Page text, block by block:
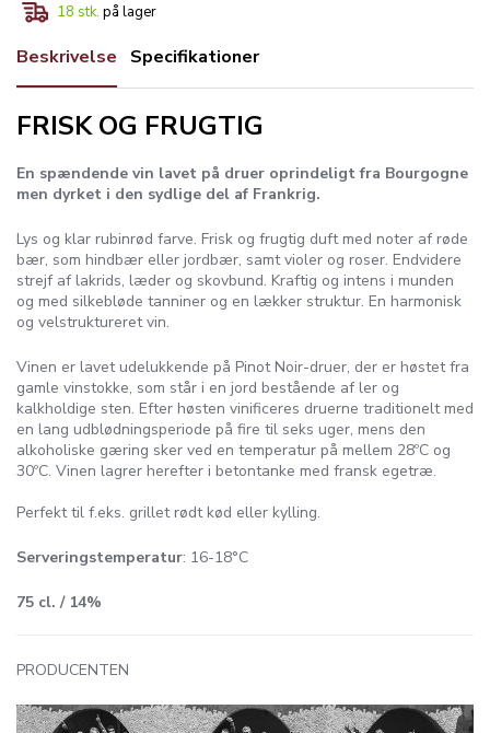
18 stk. på lager
Beskrivelse Specifikationer
FRISK OG FRUGTIG
En spændende vin lavet på druer oprindeligt fra Bourgogne
men dyrket i den sydlige del af Frankrig.
Lys og klar rubinrød farve. Frisk og frugtig duft med noter af røde
bær, som hindbær eller jordbær, samt violer og roser. Endvidere
strejf af lakrids, læder og skovbund. Kraftig og intens i munden
og med silkebløde tanniner og en lækker struktur. En harmonisk
og velstruktureret vin.
Vinen er lavet udelukkende på Pinot Noir-druer, der er høstet fra
gamle vinstokke, som står i en jord bestående af ler og
kalkholdige sten. Efter høsten vinificeres druerne traditionelt med
en lang udblødningsperiode på fire til seks uger, mens den
alkoholiske gæring sker ved en temperatur på mellem 28ºC og
30ºC. Vinen lagrer herefter i betontanke med fransk egetræ.
Perfekt til f.eks. grillet rødt kød eller kylling.
Serveringstemperatur: 16-18°C
75 cl. / 14%
PRODUCENTEN